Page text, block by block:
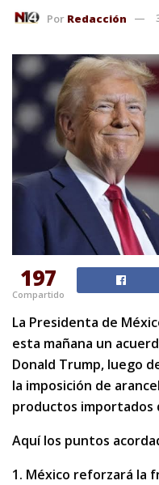
Por Redacción
197
Compartido
La Presidenta de
esta mañana un
Donald Trump, luego
la imposición de
productos importados
Aquí los puntos
1. México reforzará la